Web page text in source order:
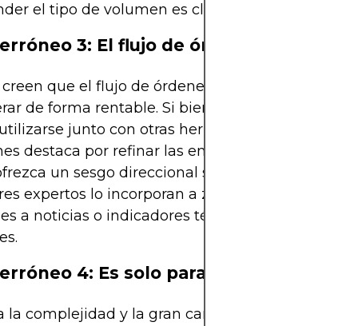
el tipo de volumen es clave.
3: El flujo de órdenes funciona
que el flujo de órdenes es todo lo que se
de forma rentable. Si bien es ciertamente
junto con otras herramientas y técnicas.
destaca por refinar las entradas y salidas,
un sesgo direccional sólido por sí solo.
expertos lo incorporan a zonas de oferta y
a noticias o indicadores técnicos para tomar
4: Es solo para profesionales
la complejidad y la gran cantidad de datos que